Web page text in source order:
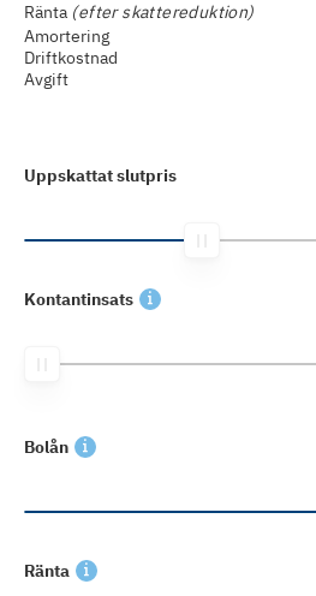
Ränta (efter skattereduktion)
Amortering
Driftkostnad
Avgift
Uppskattat slutpris
Kontantinsats
Bolån
Ränta